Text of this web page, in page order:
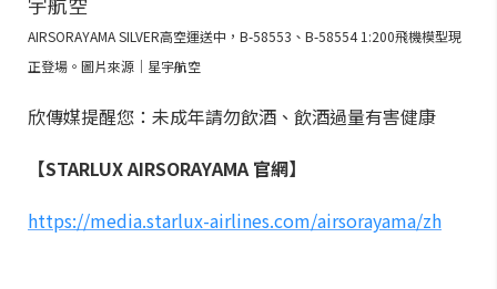
AIRSORAYAMA SILVER高空運送中，B-58553、B-58554 1:200飛機模型現
正登場。圖片來源｜星宇航空
欣傳媒提醒您：未成年請勿飲酒、飲酒過量有害健康
【STARLUX AIRSORAYAMA 官網】
https://media.starlux-airlines.com/airsorayama/zh